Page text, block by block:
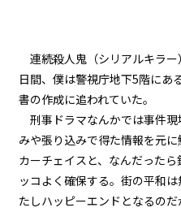
第１
＜４
第１
『
＜５
連続殺人鬼（シリアルキラ
日間、僕は警視庁地下5階にあ
書の作成に追われていた。
刑事ドラマなんかでは事件
みや張り込みで得た情報を元
カーチェイスと、なんだった
ッコよく確保する。街の平和
たしハッピーエンドとなるの